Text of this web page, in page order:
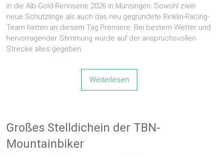
in die Alb-Gold-Rennserie 2026 in Münsingen. Sowohl zwei
neue Schützlinge als auch das neu gegründete Rinklin-Racing-
Team hatten an diesem Tag Premiere. Bei bestem Wetter und
hervorragender Stimmung wurde auf der anspruchsvollen
Strecke alles gegeben.
Weiterlesen
Großes Stelldichein der TBN-
Mountainbiker